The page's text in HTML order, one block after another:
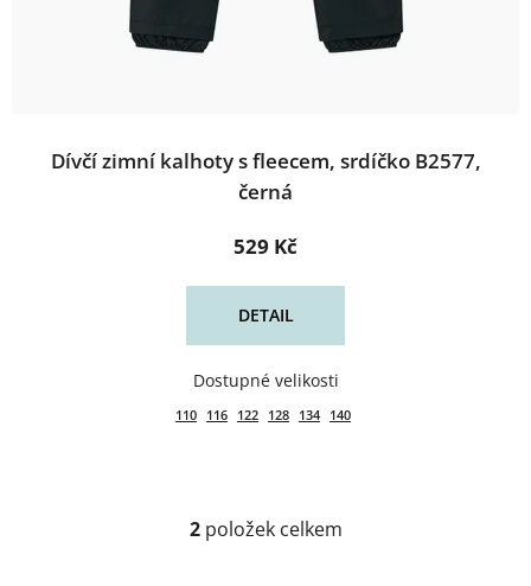
Dívčí zimní kalhoty s fleecem, srdíčko B2577,
černá
529 Kč
DETAIL
110 116 122 128 134 140
O
2položek celkem